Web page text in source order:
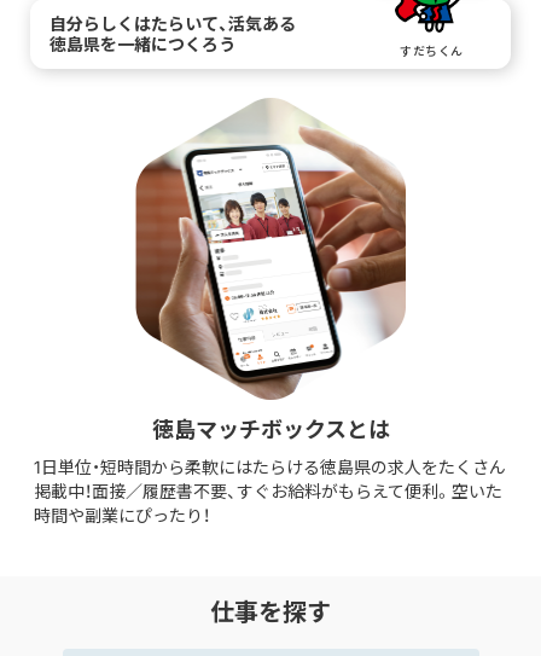
自分らしくはたらいて、活気ある
徳島県を一緒につくろう
すだちくん
徳島マッチボックスとは
1日単位・短時間から柔軟にはたらける徳島県の求人をたくさん
掲載中！面接／履歴書不要、すぐお給料がもらえて便利。空いた
時間や副業にぴったり！
仕事を探す